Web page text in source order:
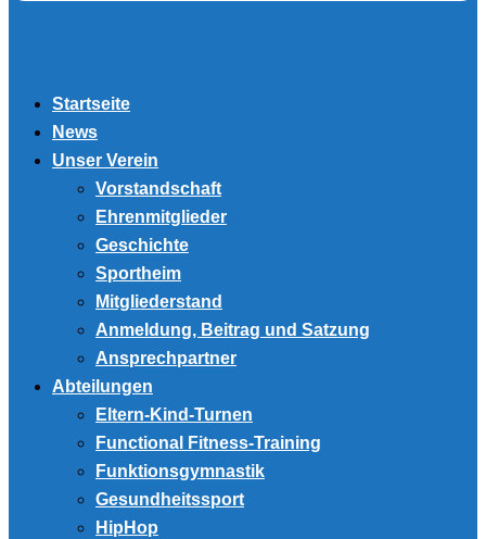
Startseite
News
Unser Verein
Vorstandschaft
Ehrenmitglieder
Geschichte
Sportheim
Mitgliederstand
Anmeldung, Beitrag und Satzung
Ansprechpartner
Abteilungen
Eltern-Kind-Turnen
Functional Fitness-Training
Funktionsgymnastik
Gesundheitssport
HipHop